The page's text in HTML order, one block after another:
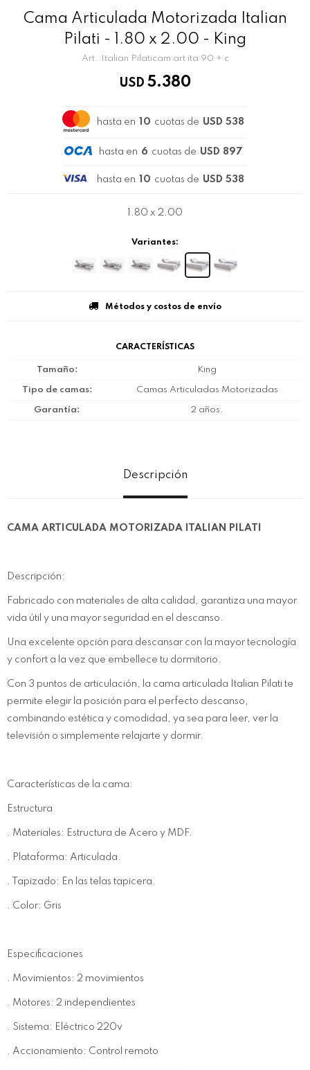
Cama Articulada Motorizada Italian
Pilati - 1.80 x 2.00 - King
Italian Pilaticam art ita 90 + c
USD 5.380
hasta en 10 cuotas de USD 538
hasta en 6 cuotas de USD 897
hasta en 10 cuotas de USD 538
1.80 x 2.00
Variantes:
Métodos y costos de envío
CARACTERÍSTICAS
Tamaño King
Tipo de camas Camas Articuladas Motorizadas
Garantía 2 años.
Descripción
CAMA ARTICULADA MOTORIZADA ITALIAN PILATI
Descripción:
Fabricado con materiales de alta calidad, garantiza una mayor
vida útil y una mayor seguridad en el descanso.
Una excelente opción para descansar con la mayor tecnología
y confort a la vez que embellece tu dormitorio.
Con 3 puntos de articulación, la cama articulada Italian Pilati te
permite elegir la posición para el perfecto descanso,
combinando estética y comodidad, ya sea para leer, ver la
televisión o simplemente relajarte y dormir.
Características de la cama:
Estructura
. Materiales: Estructura de Acero y MDF.
. Plataforma: Articulada.
. Tapizado: En las telas tapicera.
. Color: Gris
Especificaciones
. Movimientos: 2 movimientos
. Motores: 2 independientes
. Sistema: Eléctrico 220v
. Accionamiento: Control remoto